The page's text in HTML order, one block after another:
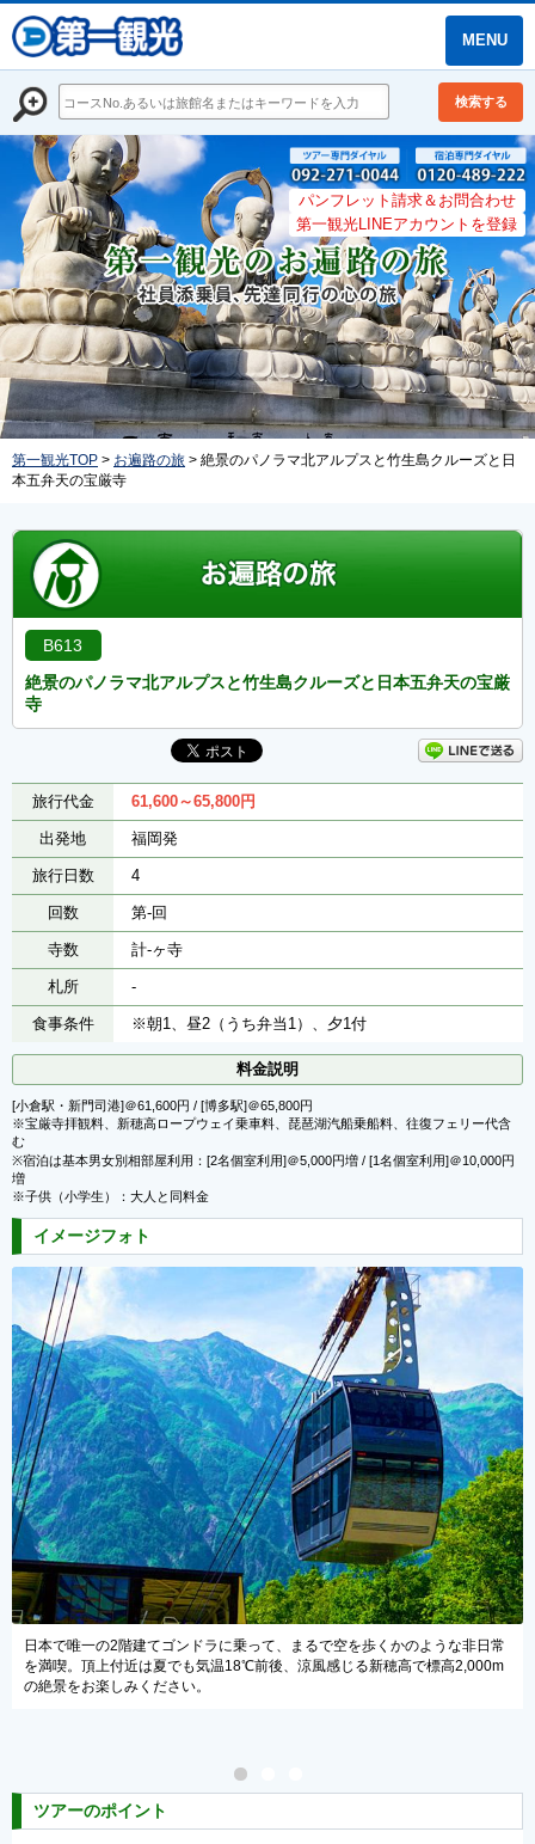
MENU
検索する
パンフレット請求＆お問合わせ
第一観光LINEアカウントを登録
第一観光TOP > お遍路の旅 > 絶景のパノラマ北アルプスと竹生島クルーズと日
本五弁天の宝厳寺
B613
絶景のパノラマ北アルプスと竹生島クルーズと日本五弁天の宝厳
寺
旅行代金 61,600～65,800円
出発地 福岡発
旅行日数 4
回数 第-回
寺数 計-ヶ寺
札所 -
食事条件 ※朝1、昼2（うち弁当1）、夕1付
料金説明
[小倉駅・新門司港]＠61,600円 / [博多駅]＠65,800円
※宝厳寺拝観料、新穂高ロープウェイ乗車料、琵琶湖汽船乗船料、往復フェリー代含
む
※宿泊は基本男女別相部屋利用：[2名個室利用]＠5,000円増 / [1名個室利用]＠10,000円
増
※子供（小学生）：大人と同料金
イメージフォト
うな非日常
高2,000m
北琵琶湖に浮かぶ神秘のパワースポット竹生島へ上陸＆クルーズ
天（かつ日本三大弁財天）の一つ、「宝厳寺」の大弁財天をお参
年後半の開運祈願をどうぞ。
ツアーのポイント